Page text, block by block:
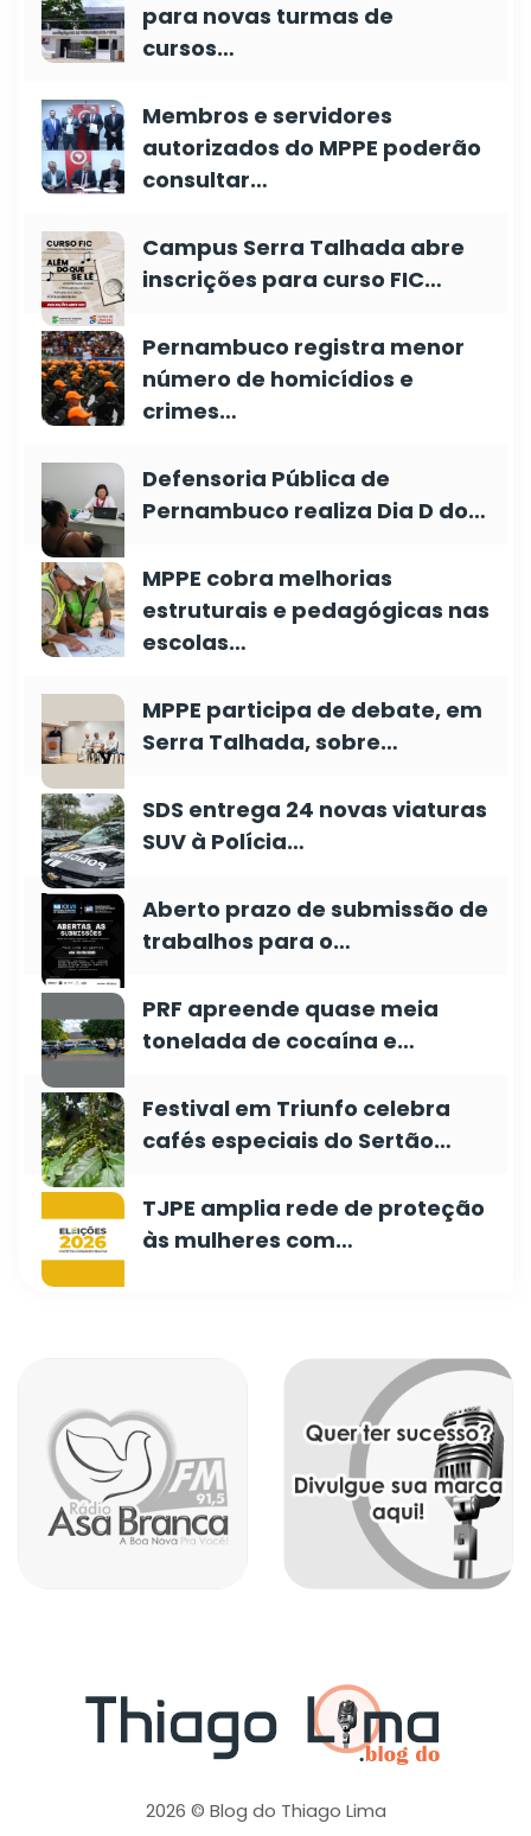
para novas turmas de
cursos…
Membros e servidores
autorizados do MPPE poderão
consultar…
Campus Serra Talhada abre
inscrições para curso FIC…
Pernambuco registra menor
número de homicídios e
crimes…
Defensoria Pública de
Pernambuco realiza Dia D do…
MPPE cobra melhorias
estruturais e pedagógicas nas
escolas…
MPPE participa de debate, em
Serra Talhada, sobre…
SDS entrega 24 novas viaturas
SUV à Polícia…
Aberto prazo de submissão de
trabalhos para o…
PRF apreende quase meia
tonelada de cocaína e…
Festival em Triunfo celebra
cafés especiais do Sertão…
TJPE amplia rede de proteção
às mulheres com…
2026 © Blog do Thiago Lima